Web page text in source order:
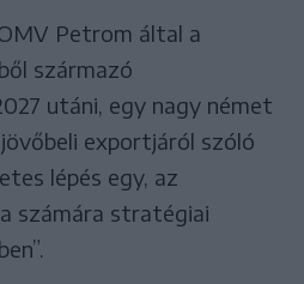
Petrom által a
származó
utáni, egy nagy német
exportjáról szóló
lépés egy, az
számára stratégiai